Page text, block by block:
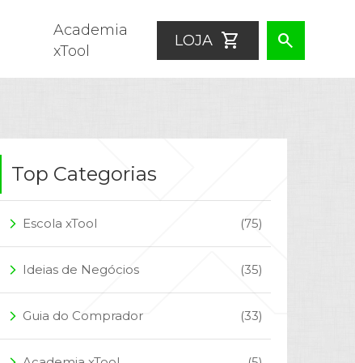
Academia
xTool
LOJA shopping_cart search
Top Categorias
arrow_forward_ios Escola xTool (75)
arrow_forward_ios Ideias de Negócios (35)
arrow_forward_ios Guia do Comprador (33)